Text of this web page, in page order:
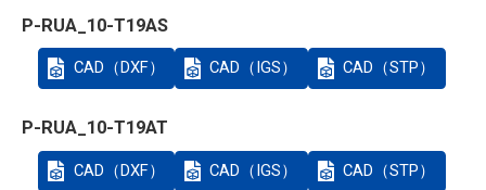
P-RUA_10-T19AS
CAD（DXF） CAD（IGS） CAD（STP）
P-RUA_10-T19AT
CAD（DXF） CAD（IGS） CAD（STP）